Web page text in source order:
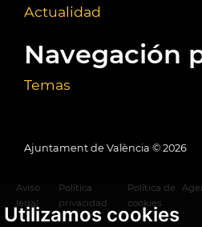
Utilizamos cookies
Actualidad
Navegación
Temas
Ajuntament de València © 2026
Aviso
legal
Política
privacidad
Política de
cookies